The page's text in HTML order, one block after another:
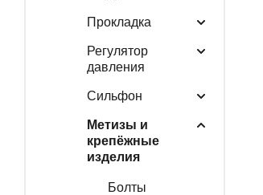
Прокладка
Регулятор
давления
Сильфон
Метизы и
крепёжные
изделия
Болты